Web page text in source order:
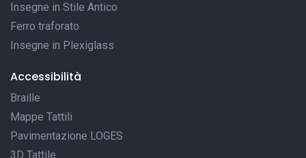
Insegne in Stile Antico
Ferro traforato
Insegne in Plexiglass
Accessibilità
Braille
Mappe Tattili
Pavimentazione LOGES
3D Tattile